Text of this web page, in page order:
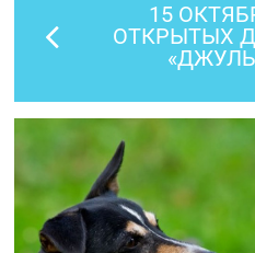
15
ОТКРЫТЫХ